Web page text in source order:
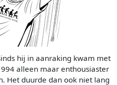
hij in aanraking kwam met
alleen maar enthousiaster
Het duurde dan ook niet lang